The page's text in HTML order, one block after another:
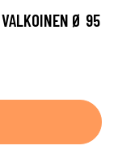
VALKOINEN Ø 95